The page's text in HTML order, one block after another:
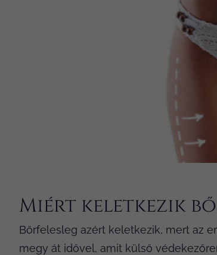
Miért keletkezik
Bőrfelesleg azért keletkezik, mert az
megy át idővel, amit külső